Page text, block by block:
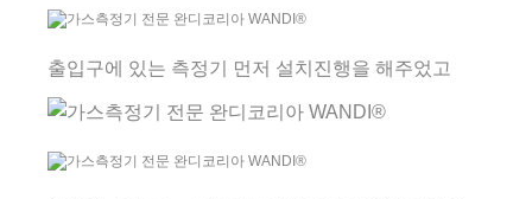
출입구에 있는 측정기 먼저 설치진행을 해주었고